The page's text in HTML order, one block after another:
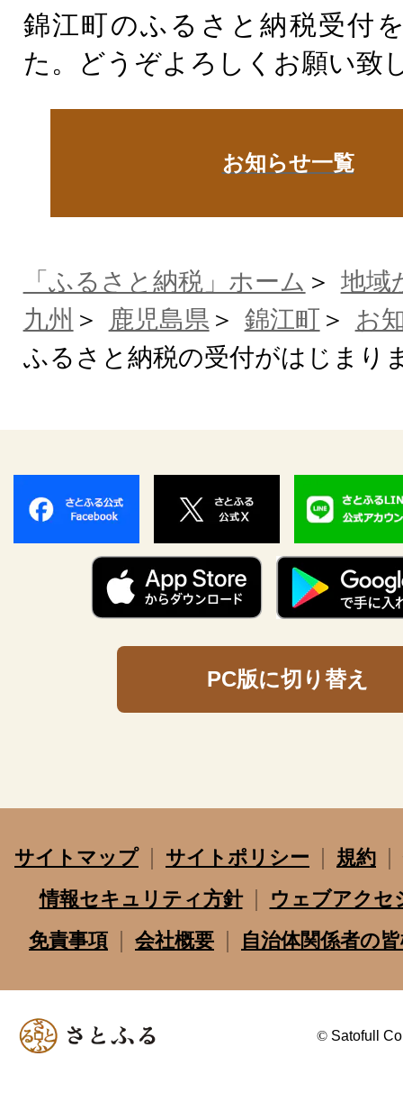
錦江町のふるさと納税受付
た。どうぞよろしくお願い致
お知らせ一覧
「ふるさと納税」ホーム
地域
九州
鹿児島県 錦江町
お
ふるさと納税の受付がはじまり
PC版に切り替え
サイトマップ サイトポリシー
規約
情報セキュリティ方針
ウェブアクセ
免責事項
会社概要 自治体関係者の
© Satofull